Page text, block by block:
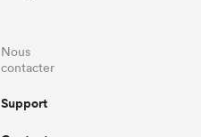
Nous
contacter
Support